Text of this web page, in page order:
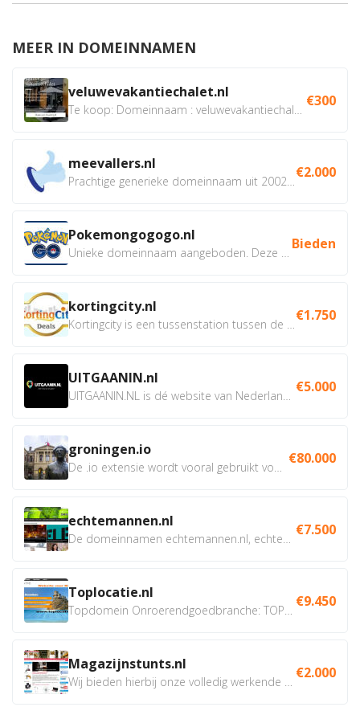
MEER IN DOMEINNAMEN
veluwevakantiechalet.nl €300
meevallers.nl €2.000
Pokemongogogo.nl Bieden
kortingcity.nl €1.750
UITGAANIN.nl €5.000
groningen.io €80.000
echtemannen.nl €7.500
Toplocatie.nl €9.450
Magazijnstunts.nl €2.000